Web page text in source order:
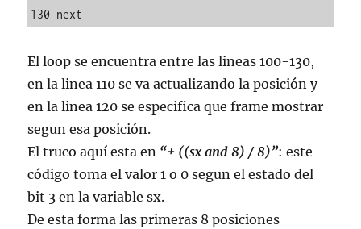
130 next
El loop se encuentra entre las lineas 100-130,
en la linea 110 se va actualizando la posición y
en la linea 120 se especifica que frame mostrar
segun esa posición.
El truco aquí esta en “+ ((sx and 8) / 8)”: este
código toma el valor 1 o 0 segun el estado del
bit 3 en la variable sx.
De esta forma las primeras 8 posiciones